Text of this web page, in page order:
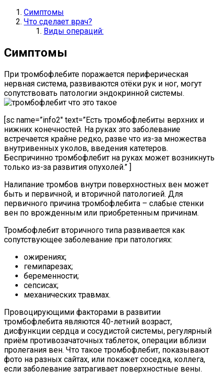
Симптомы
Что сделает врач?
Виды операций:
Симптомы
При тромбофлебите поражается периферическая
нервная система, развиваются отёки рук и ног, могут
сопутствовать патологии эндокринной системы.
[sc name=”info2″ text=”Есть тромбофлебиты верхних и
нижних конечностей. На руках это заболевание
встречается крайне редко, разве что из-за множества
внутривенных уколов, введения катетеров.
Беспричинно тромбофлебит на руках может возникнуть
только из-за развития опухолей.” ]
Налипание тромбов внутри поверхностных вен может
быть и первичной, и вторичной патологией. Для
первичного причина тромбофлебита – слабые стенки
вен по врожденным или приобретенным причинам.
Тромбофлебит вторичного типа развивается как
сопутствующее заболевание при патологиях:
ожирениях;
гемипарезах;
беременности;
сепсисах;
механических травмах.
Провоцирующими факторами в развитии
тромбофлебита являются 40-летний возраст,
дисфункции сердца и сосудистой системы, регулярный
приём противозачаточных таблеток, операции вблизи
пролегания вен. Что такое тромбофлебит, показывают
фото на разных сайтах, или покажет соседка, коллега,
если заболевание затрагивает поверхностные вены.